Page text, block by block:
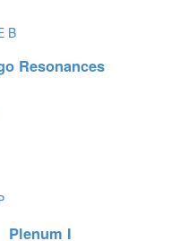
B
Resonances
Plenum I